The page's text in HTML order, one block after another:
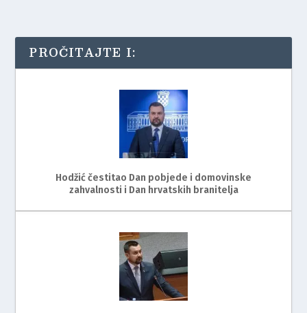
PROČITAJTE I:
Hodžić čestitao Dan pobjede i domovinske
zahvalnosti i Dan hrvatskih branitelja